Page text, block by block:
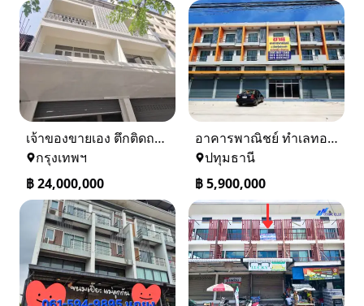
เจ้าของขายเอง ตึกติดถนนใหญ่เพชรบุรีตัดใหม่เยื้องซองตรงข้ามเข้าทองหล่อ
กรุงเทพฯ
฿24,000,000
อาคารพาณิชย์ ทำเลทอง หน้าติดถนน ด้านหลังชมวิวแม่น้ำเจ้าพระยา
ปทุมธานี
฿5,900,000